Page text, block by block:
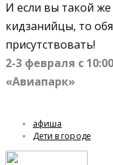
И если вы такой
кидзанийцы, то
присутствовать!
2-3 февраля с
«Авиапарк»
афиша
Дети в городе